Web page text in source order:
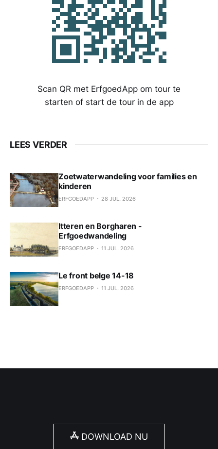
Scan QR met ErfgoedApp om tour te
starten of start de tour in de app
LEES VERDER
Zoetwaterwandeling voor families en
kinderen
ERFGOEDAPP 28 JUL. 2026
Itteren en Borgharen -
Erfgoedwandeling
ERFGOEDAPP 11 JUL. 2026
Le front belge 14-18
ERFGOEDAPP 11 JUL. 2026
DOWNLOAD NU